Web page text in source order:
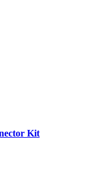
Kit